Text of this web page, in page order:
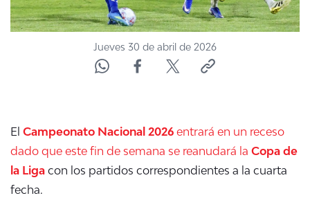
ÁREA DE PROYECTOS
Jueves 30 de abril de 2026
El Campeonato Nacional 2026 entrará en un receso
dado que este fin de semana se reanudará la Copa de
la Liga con los partidos correspondientes a la cuarta
fecha.